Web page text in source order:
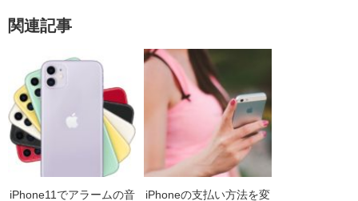
関連記事
iPhone11でアラームの音
iPhoneの支払い方法を変